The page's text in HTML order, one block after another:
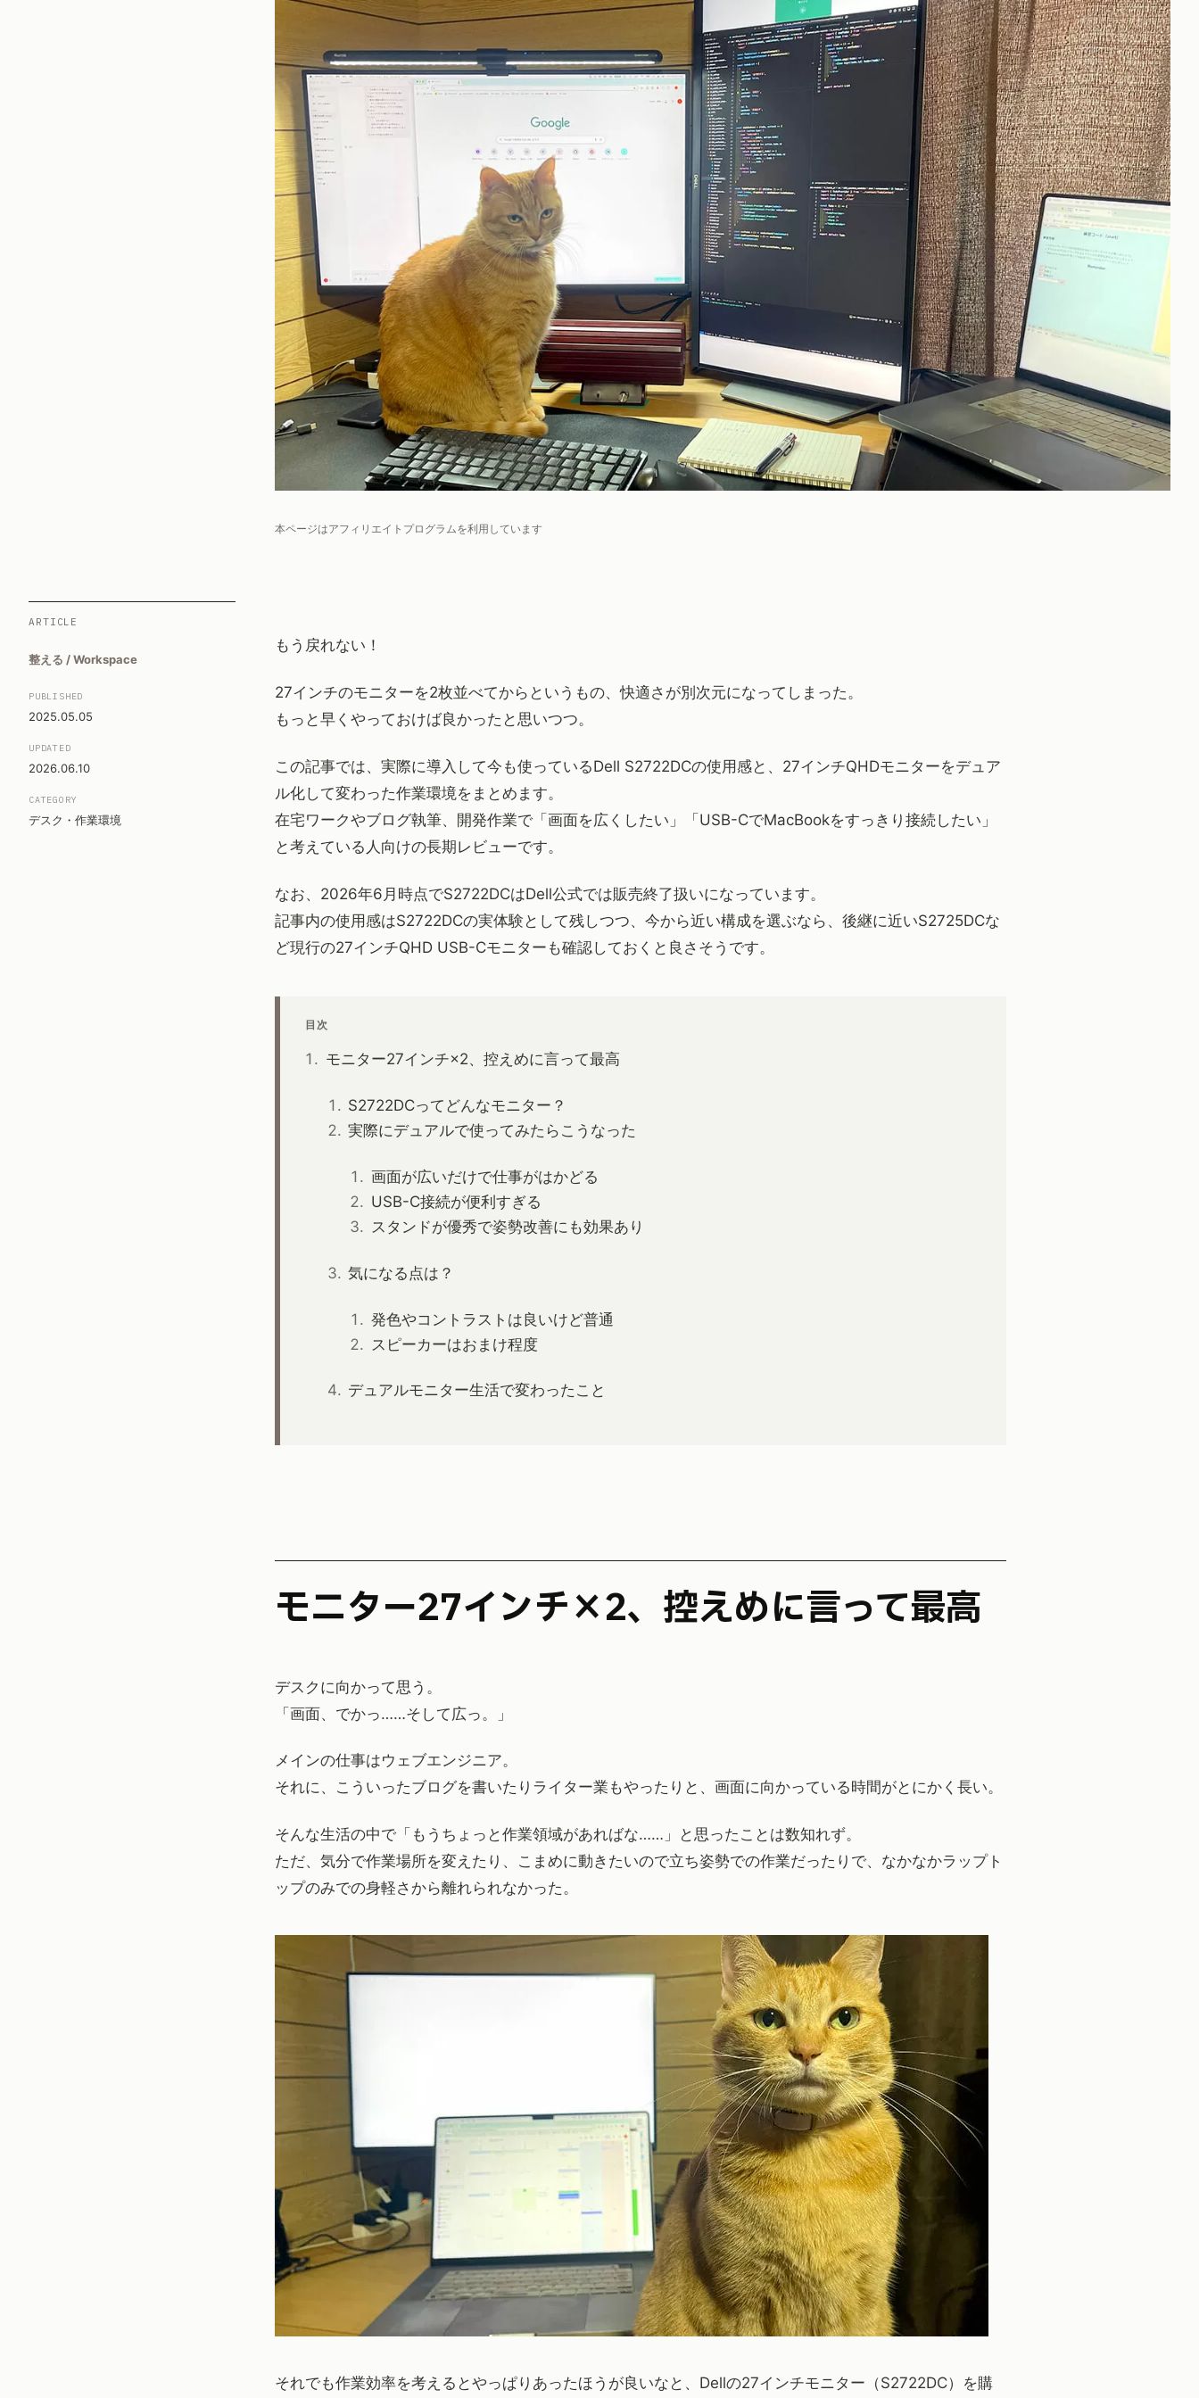
本ページはアフィリエイトプログラムを利用しています
ARTICLE
整える / Workspace
PUBLISHED
2025.05.05
UPDATED
2026.06.10
CATEGORY
デスク・作業環境
もう戻れない！
27インチのモニターを2枚並べてからというもの、快適さが別次元になってしまった。
もっと早くやっておけば良かったと思いつつ。
この記事では、実際に導入して今も使っているDell S2722DCの使用感と、27インチQHDモニターをデュア
ル化して変わった作業環境をまとめます。
在宅ワークやブログ執筆、開発作業で「画面を広くしたい」「USB-CでMacBookをすっきり接続したい」
と考えている人向けの長期レビューです。
なお、2026年6月時点でS2722DCはDell公式では販売終了扱いになっています。
記事内の使用感はS2722DCの実体験として残しつつ、今から近い構成を選ぶなら、後継に近いS2725DCな
ど現行の27インチQHD USB-Cモニターも確認しておくと良さそうです。
目次
モニター27インチ×2、控えめに言って最高
S2722DCってどんなモニター？
実際にデュアルで使ってみたらこうなった
画面が広いだけで仕事がはかどる
USB-C接続が便利すぎる
スタンドが優秀で姿勢改善にも効果あり
気になる点は？
発色やコントラストは良いけど普通
スピーカーはおまけ程度
デュアルモニター生活で変わったこと
モニター27インチ×2、控えめに言って最高
デスクに向かって思う。
「画面、でかっ……そして広っ。」
メインの仕事はウェブエンジニア。
それに、こういったブログを書いたりライター業もやったりと、画面に向かっている時間がとにかく長い。
そんな生活の中で「もうちょっと作業領域があればな……」と思ったことは数知れず。
ただ、気分で作業場所を変えたり、こまめに動きたいので立ち姿勢での作業だったりで、なかなかラップト
ップのみでの身軽さから離れられなかった。
それでも作業効率を考えるとやっぱりあったほうが良いなと、Dellの27インチモニター（S2722DC）を購